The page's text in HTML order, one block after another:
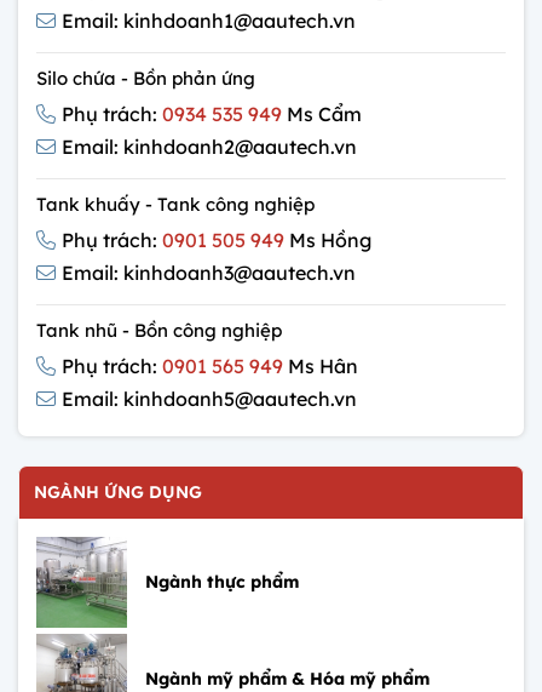
Email: kinhdoanh1@aautech.vn
Silo chứa - Bồn phản ứng
Phụ trách: 0934 535 949 Ms Cẩm
Email: kinhdoanh2@aautech.vn
Tank khuấy - Tank công nghiệp
Phụ trách: 0901 505 949 Ms Hồng
Email: kinhdoanh3@aautech.vn
Tank nhũ - Bồn công nghiệp
Phụ trách: 0901 565 949 Ms Hân
Email: kinhdoanh5@aautech.vn
NGÀNH ỨNG DỤNG
Ngành thực phẩm
Ngành mỹ phẩm & Hóa mỹ phẩm